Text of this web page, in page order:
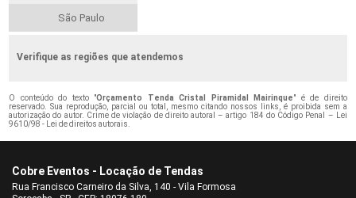
São Paulo
Verifique as regiões que atendemos
O conteúdo do texto "Orçamento Tenda Cristal Piramidal Mairinque" é de direito
reservado. Sua reprodução, parcial ou total, mesmo citando nossos links, é proibida sem a
autorização do autor. Crime de violação de direito autoral – artigo 184 do Código Penal – Lei
9610/98 - Lei de direitos autorais.
Cobre Eventos - Locação de Tendas
Rua Francisco Carneiro da Silva, 140 - Vila Formosa